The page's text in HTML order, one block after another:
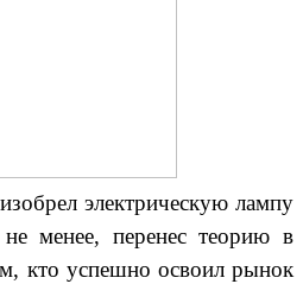
электрическую лампу
менее, перенес теорию в
кто успешно освоил рынок